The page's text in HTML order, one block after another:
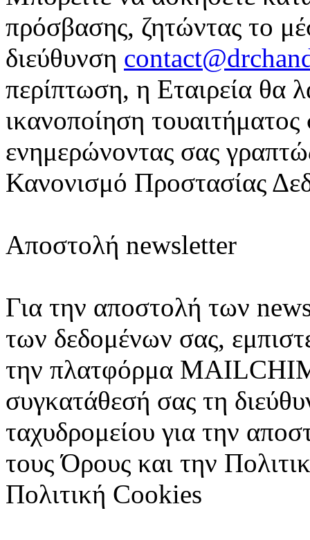
πρόσβασης, ζητώντας το
διεύθυνση
περίπτωση, η Εταιρεία θα
ικανοποίηση
ενημερώνοντας σας
Κανονισμό Προστασίας
Αποστολή newsletter
Για την αποστολή των
των δεδομένων σας,
την πλατφόρμα
συγκατάθεσή σας τη
ταχυδρομείου για την
τους Όρους και την
Πολιτική Cookies